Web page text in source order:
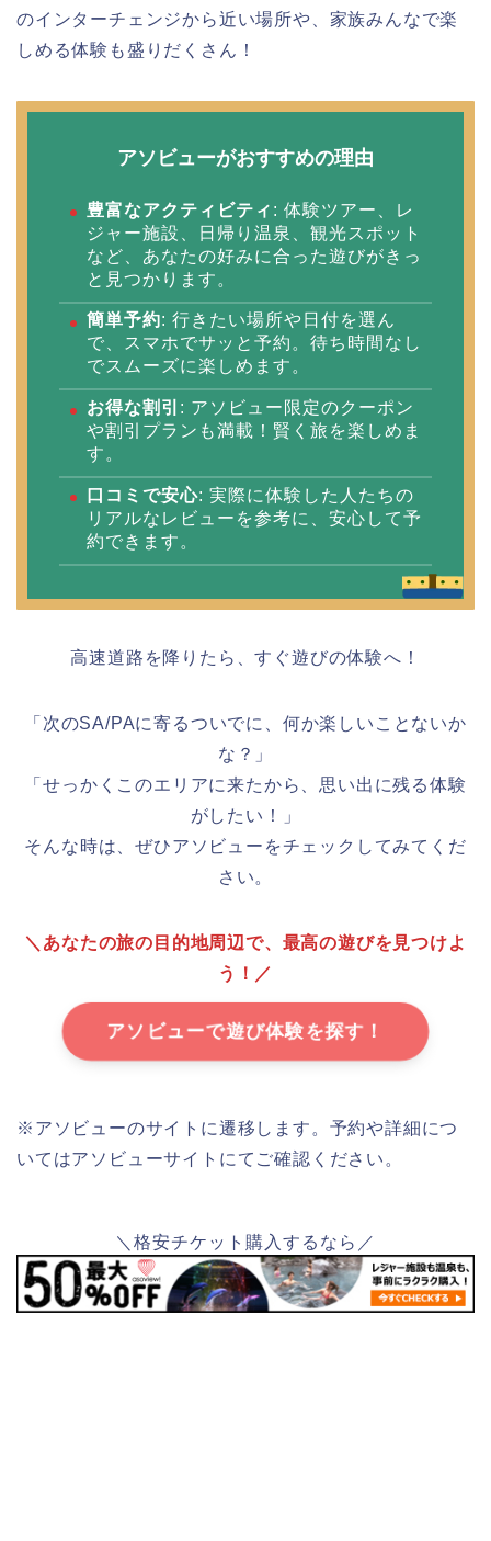
のインターチェンジから近い場所や、家族みんなで楽
しめる体験も盛りだくさん！
アソビューがおすすめの理由
豊富なアクティビティ : 体験ツアー、レ
ジャー施設、日帰り温泉、観光スポット
など、あなたの好みに合った遊びがきっ
と見つかります。
簡単予約: 行きたい場所や日付を選ん
で、スマホでサッと予約。待ち時間なし
でスムーズに楽しめます。
お得な割引 : アソビュー限定のクーポン
や割引プランも満載！賢く旅を楽しめま
す。
口コミで安心: 実際に体験した人たちの
リアルなレビューを参考に、安心して予
約できます。
高速道路を降りたら、すぐ遊びの体験へ！
「次のSA/PAに寄るついでに、何か楽しいことないか
な？」
「せっかくこのエリアに来たから、思い出に残る体験
がしたい！」
そんな時は、ぜひアソビューをチェックしてみてくだ
さい。
＼あなたの旅の目的地周辺で、最高の遊びを見つけよ
う！／
アソビューで遊び体験を探す！
※アソビューのサイトに遷移します。予約や詳細につ
いてはアソビューサイトにてご確認ください。
＼格安チケット購入するなら／